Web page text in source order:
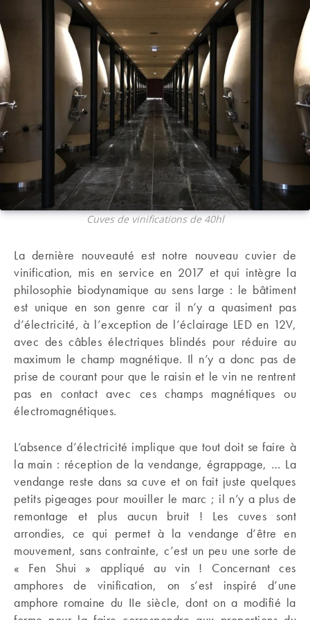
Cuves de vinifications de 40hl
La dernière nouveauté est notre nouveau cuvier de
vinification, mis en service en 2017 et qui intègre la
philosophie biodynamique au sens large : le bâtiment
est unique en son genre car il n’y a quasiment pas
d’électricité, à l’exception de l’éclairage LED en 12V,
avec des câbles électriques blindés pour réduire au
maximum le champ magnétique. Il n’y a donc pas de
prise de courant pour que le raisin et le vin ne rentrent
pas en contact avec ces champs magnétiques ou
électromagnétiques.
L’absence d’électricité implique que tout doit se faire à
la main : réception de la vendange, égrappage, … La
vendange reste dans sa cuve et on fait juste quelques
petits pigeages pour mouiller le marc ; il n’y a plus de
remontage et plus aucun bruit ! Les cuves sont
arrondies, ce qui permet à la vendange d’être en
mouvement, sans contrainte, c’est un peu une sorte de
« Fen Shui » appliqué au vin ! Concernant ces
amphores de vinification, on s’est inspiré d’une
amphore romaine du IIe siècle, dont on a modifié la